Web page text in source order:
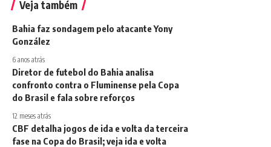
Veja também
Bahia faz sondagem pelo atacante Yony
González
6 anos atrás
Diretor de futebol do Bahia analisa
confronto contra o Fluminense pela Copa
do Brasil e fala sobre reforços
12 meses atrás
CBF detalha jogos de ida e volta da terceira
fase na Copa do Brasil; veja ida e volta